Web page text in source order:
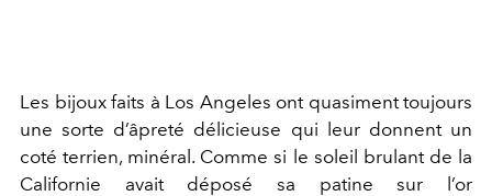
Les bijoux faits à Los Angeles ont quasiment toujours
une sorte d’âpreté délicieuse qui leur donnent un
coté terrien, minéral. Comme si le soleil brulant de la
Californie avait déposé sa patine sur l’or